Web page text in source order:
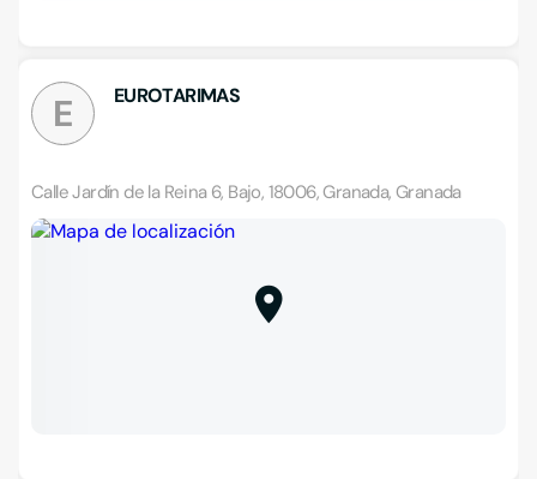
E EUROTARIMAS
Calle Jardín de la Reina 6, Bajo, 18006, Granada, Granada